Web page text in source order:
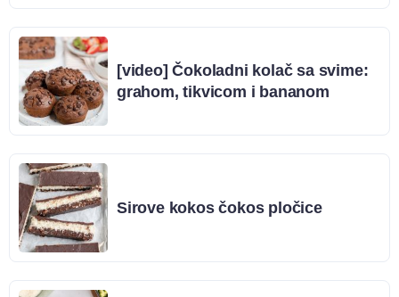
[video] Čokoladni kolač sa svime:
grahom, tikvicom i bananom
Sirove kokos čokos pločice